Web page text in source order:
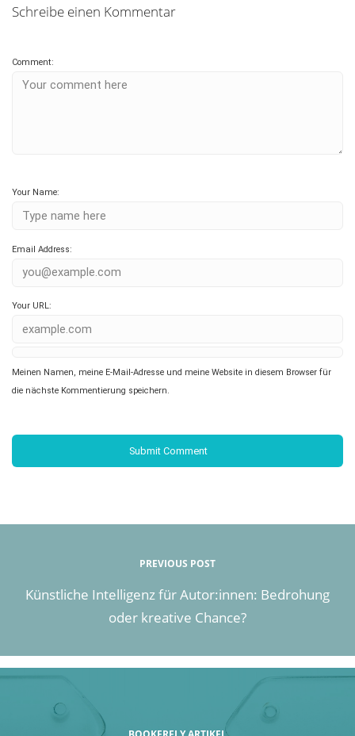
Schreibe einen Kommentar
Comment:
Your Name:
Email Address:
Your URL:
Meinen Namen, meine E-Mail-Adresse und meine Website in diesem Browser für
die nächste Kommentierung speichern.
PREVIOUS POST
Künstliche Intelligenz für Autor:innen: Bedrohung
oder kreative Chance?